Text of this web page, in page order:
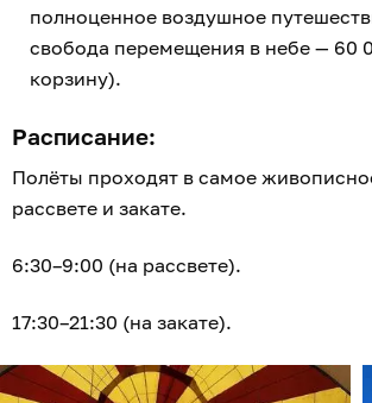
полноценное воздушное
свобода перемещения в небе — 60
корзину).
Расписание:
Полёты проходят в самое
рассвете и закате.
6:30–9:00 (на рассвете).
17:30–21:30 (на закате).